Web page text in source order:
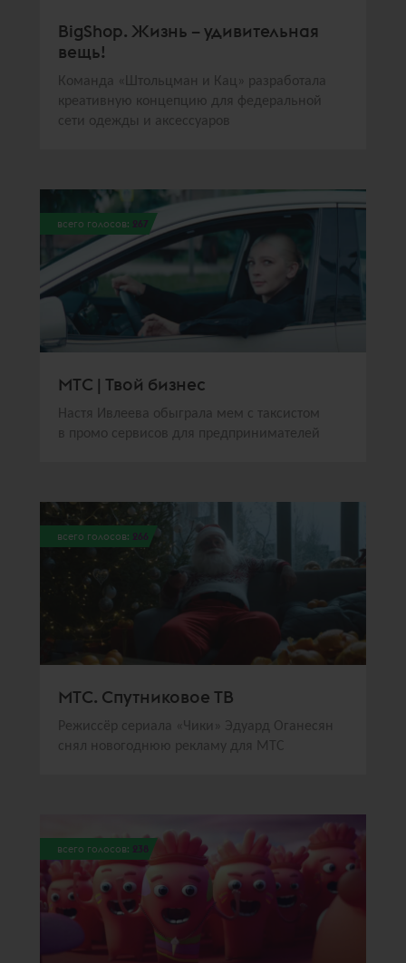
BigShop. Жизнь – удивительная
вещь!
Команда «Штольцман и Кац» разработала
креативную концепцию для федеральной
сети одежды и аксессуаров
всего голосов: 267
МТС | Твой бизнес
Настя Ивлеева обыграла мем с таксистом
в промо сервисов для предпринимателей
всего голосов: 266
МТС. Спутниковое ТВ
Режиссёр сериала «Чики» Эдуард Оганесян
снял новогоднюю рекламу для МТС
всего голосов: 238